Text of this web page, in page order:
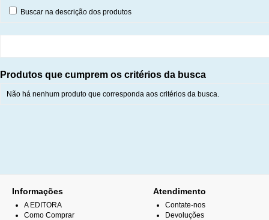
Buscar na descrição dos produtos
Produtos que cumprem os critérios da busca
Não há nenhum produto que corresponda aos critérios da busca.
Informações
A EDITORA
Como Comprar
Atendimento
Contate-nos
Devoluções